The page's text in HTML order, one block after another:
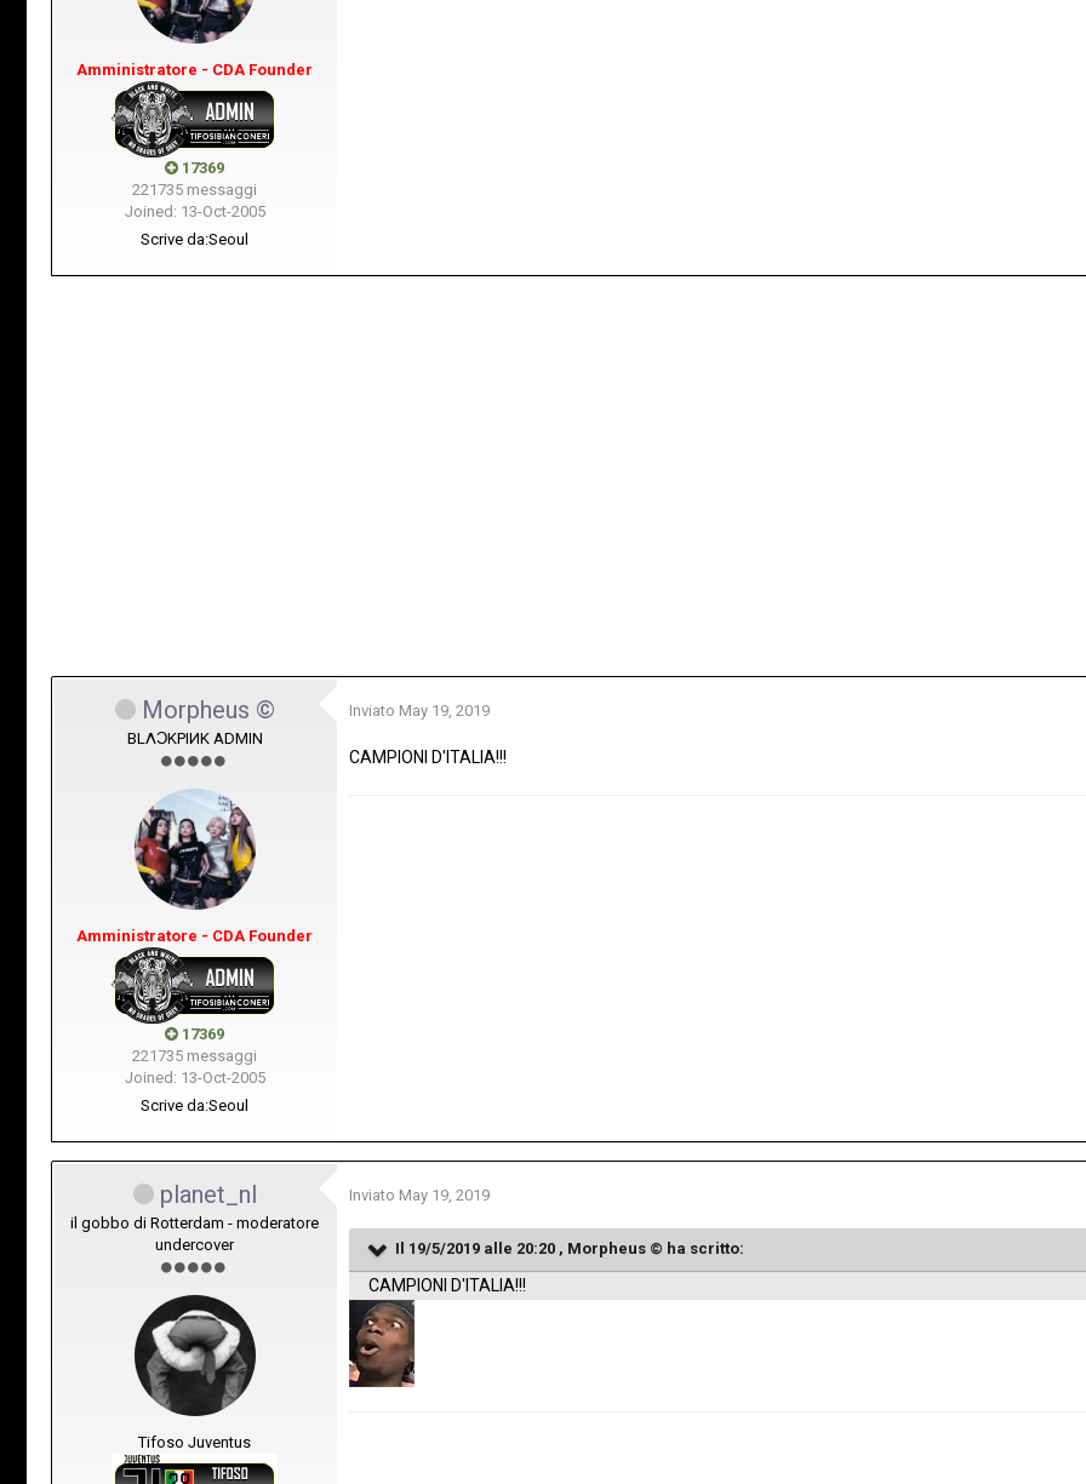
Amministratore - CDA Founder
17369
221735 messaggi
Joined: 13-Oct-2005
Scrive da:Seoul
Morpheus ©
BLΛƆKPIИK ADMIN
Amministratore - CDA Founder
17369
221735 messaggi
Joined: 13-Oct-2005
Scrive da:Seoul
Inviato May 19, 2019
CAMPIONI D'ITALIA!!!
planet_nl
il gobbo di Rotterdam - moderatore
undercover
Tifoso Juventus
Inviato May 19, 2019
Il 19/5/2019 alle 20:20 , Morpheus © ha scritto:
CAMPIONI D'ITALIA!!!